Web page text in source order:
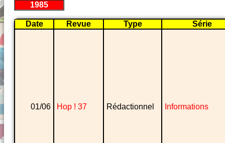
1985
Date Revue Type Série
01/06 Hop ! 37 Rédactionnel Informations